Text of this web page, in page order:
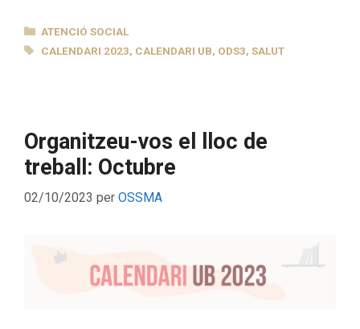
CATEGORIES
ATENCIÓ SOCIAL
ETIQUETES
CALENDARI 2023, CALENDARI UB, ODS3,SALUT
Organitzeu-vos el lloc de
treball: Octubre
02/10/2023 per OSSMA